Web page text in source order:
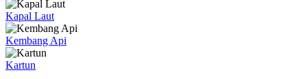
Kapal Laut
Kembang Api
Kartun